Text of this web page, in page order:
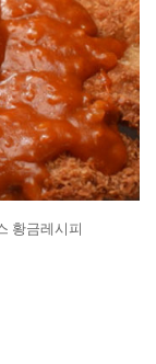
황금레시피